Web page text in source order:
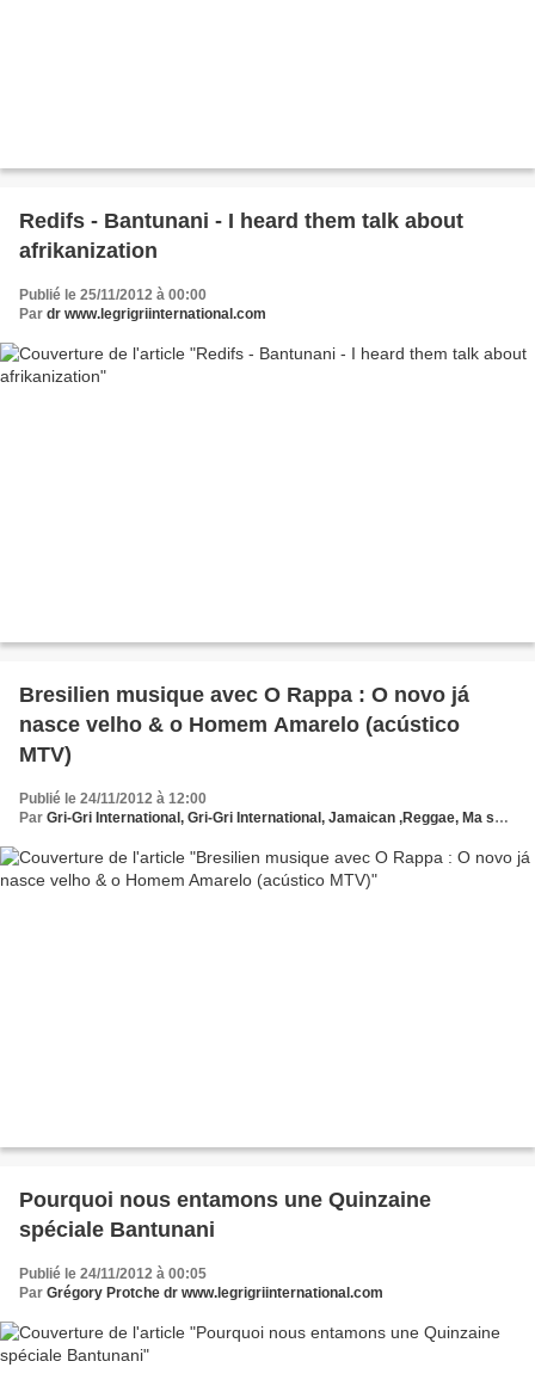
Redifs - Bantunani - I heard them talk about
afrikanization
Publié le 25/11/2012 à 00:00
Par dr www.legrigriinternational.com
Bresilien musique avec O Rappa : O novo já
nasce velho & o Homem Amarelo (acústico
MTV)
Publié le 24/11/2012 à 12:00
Par Gri-Gri International, Gri-Gri International, Jamaican ,Reggae, Ma solange oussou, New York, Blues, France, Angola, Music, Bresilien musique, O Rappa, Hollywood, Europe
Pourquoi nous entamons une Quinzaine
spéciale Bantunani
Publié le 24/11/2012 à 00:05
Par Grégory Protche dr www.legrigriinternational.com